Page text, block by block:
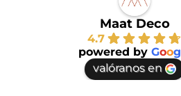
Maat Deco
4.7
powered by Goog
valóranos en